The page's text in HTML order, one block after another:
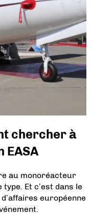
chercher à
EASA
au monoréacteur
Et c’est dans le
européenne